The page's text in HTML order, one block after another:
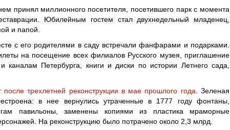
принял миллионного посетителя, посетившего парк с момента
Юбилейным гостем стал двухнедельный младенец,
и папой.
с его родителями в саду встречали фанфарами и подарками.
на посещение всех филиалов Русского музея, приглашение
каналам Петербурга, книги и диски по истории Летнего сада,
после трехлетней реконструкции в мае прошлого года . Зеленая
в нее вернулись утраченные в 1777 году фонтаны,
павильоны, заменены копиями из пластика мраморные
На реконструкцию было потрачено около 2,3 млрд.